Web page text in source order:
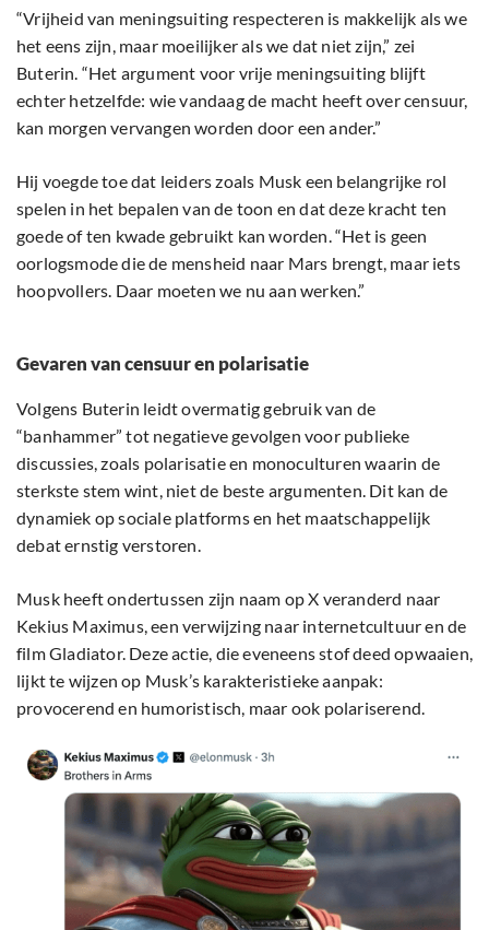
“Vrijheid van meningsuiting respecteren is makkelijk als we
het eens zijn, maar moeilijker als we dat niet zijn,” zei
Buterin. “Het argument voor vrije meningsuiting blijft
echter hetzelfde: wie vandaag de macht heeft over censuur,
kan morgen vervangen worden door een ander.”
Hij voegde toe dat leiders zoals Musk een belangrijke rol
spelen in het bepalen van de toon en dat deze kracht ten
goede of ten kwade gebruikt kan worden. “Het is geen
oorlogsmode die de mensheid naar Mars brengt, maar iets
hoopvollers. Daar moeten we nu aan werken.”
Gevaren van censuur en polarisatie
Volgens Buterin leidt overmatig gebruik van de
“banhammer” tot negatieve gevolgen voor publieke
discussies, zoals polarisatie en monoculturen waarin de
sterkste stem wint, niet de beste argumenten. Dit kan de
dynamiek op sociale platforms en het maatschappelijk
debat ernstig verstoren.
Musk heeft ondertussen zijn naam op X veranderd naar
Kekius Maximus, een verwijzing naar internetcultuur en de
film Gladiator. Deze actie, die eveneens stof deed opwaaien,
lijkt te wijzen op Musk’s karakteristieke aanpak:
provocerend en humoristisch, maar ook polariserend.